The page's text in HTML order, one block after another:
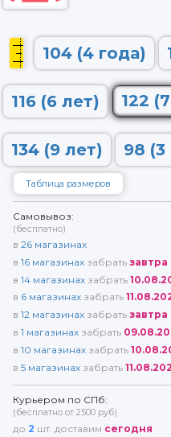
104 (4 года)
116 (6 лет) 122
134 (9 лет) 98 (3
Таблица размеров
Самовывоз:
(бесплатно)
в 26 магазинах
в 16 магазинах забрать завтра
в 14 магазинах забрать
в 6 магазинах забрать
в 12 магазинах забрать завтра
в 1 магазинах забрать
в 10 магазинах забрать
в 5 магазинах забрать
Курьером по СПб:
(бесплатно от 2500 руб)
до 2 шт. доставим сегодня